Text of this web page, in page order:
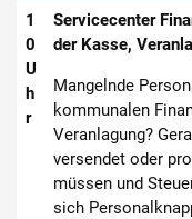
1
0
U
h
r
Servicecenter
der Kasse,
Mangelnde
kommunalen
Veranlagung?
versendet oder
müssen und
sich